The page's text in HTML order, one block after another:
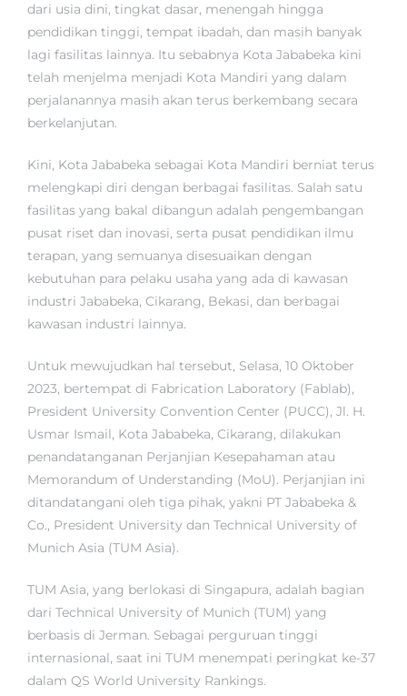
dari usia dini, tingkat dasar, menengah hingga
pendidikan tinggi, tempat ibadah, dan masih banyak
lagi fasilitas lainnya. Itu sebabnya Kota Jababeka kini
telah menjelma menjadi Kota Mandiri yang dalam
perjalanannya masih akan terus berkembang secara
berkelanjutan.
Kini, Kota Jababeka sebagai Kota Mandiri berniat terus
melengkapi diri dengan berbagai fasilitas. Salah satu
fasilitas yang bakal dibangun adalah pengembangan
pusat riset dan inovasi, serta pusat pendidikan ilmu
terapan, yang semuanya disesuaikan dengan
kebutuhan para pelaku usaha yang ada di kawasan
industri Jababeka, Cikarang, Bekasi, dan berbagai
kawasan industri lainnya.
Untuk mewujudkan hal tersebut, Selasa, 10 Oktober
2023, bertempat di Fabrication Laboratory (Fablab),
President University Convention Center (PUCC), Jl. H.
Usmar Ismail, Kota Jababeka, Cikarang, dilakukan
penandatanganan Perjanjian Kesepahaman atau
Memorandum of Understanding (MoU). Perjanjian ini
ditandatangani oleh tiga pihak, yakni PT Jababeka &
Co., President University dan Technical University of
Munich Asia (TUM Asia).
TUM Asia, yang berlokasi di Singapura, adalah bagian
dari Technical University of Munich (TUM) yang
berbasis di Jerman. Sebagai perguruan tinggi
internasional, saat ini TUM menempati peringkat ke-37
dalam QS World University Rankings.